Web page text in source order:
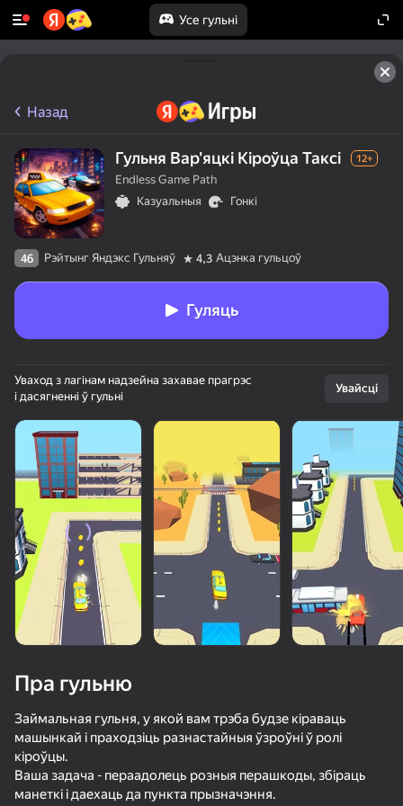
Усе гульні
50+ лепшых гульняў, у якія гуляюць
нават тыя, хто «не гуляе»
Назад
Гульня Вар'яцкі Кіроўца Таксі 12+
Endless Game Path
Казуальныя
Гонкі
46 Рэйтынг Яндэкс Гульняў 4,3 Ацэнка гульцоў
Гуляць
Уваход з лагінам надзейна захавае прагрэс
і дасягненні ў гульні
Увайсці
Пра гульню
Займальная гульня, у якой вам трэба будзе кіраваць
машынкай і праходзіць разнастайныя ўзроўні ў ролі
кіроўцы.
Ваша задача - пераадолець розныя перашкоды, збіраць
манеткі і даехаць да пункта прызначэння.